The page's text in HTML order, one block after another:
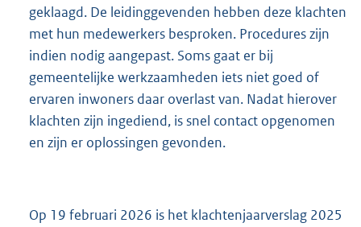
geklaagd. De leidinggevenden hebben deze klachten
met hun medewerkers besproken. Procedures zijn
indien nodig aangepast. Soms gaat er bij
gemeentelijke werkzaamheden iets niet goed of
ervaren inwoners daar overlast van. Nadat hierover
klachten zijn ingediend, is snel contact opgenomen
en zijn er oplossingen gevonden.
Op 19 februari 2026 is het klachtenjaarverslag 2025